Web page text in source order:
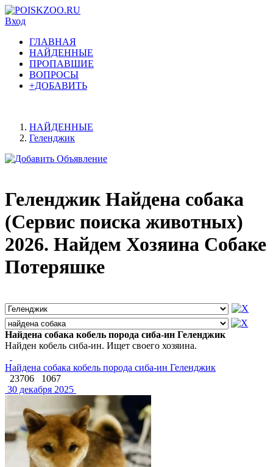
Вход
ГЛАВНАЯ
НАЙДЕННЫЕ
ПРОПАВШИЕ
ВОПРОСЫ
+ДОБАВИТЬ
НАЙДЕННЫЕ
Геленджик
Геленджик Найдена собака
(Сервис поиска животных)
2026. Найдем Хозяина Собаке
Потеряшке
Найдена собака кобель порода сиба-ин Геленджик
Найден кобель сиба-ин. Ищет своего хозяина.
Найдена собака кобель порода сиба-ин Геленджик
23706
1067
30 декабря 2025